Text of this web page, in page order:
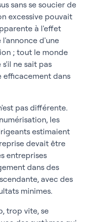
sans se soucier de
excessive pouvait
à l'effet
d'une
; tout le monde
ne sait pas
efficacement dans
pas différente.
les
estimaient
devait être
entreprises
dans des
avec des
minimes.
trop vite, se